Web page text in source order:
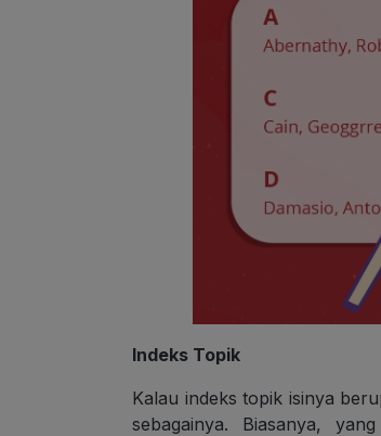
Indeks Topik
Kalau indeks topik isinya
sebagainya. Biasanya,